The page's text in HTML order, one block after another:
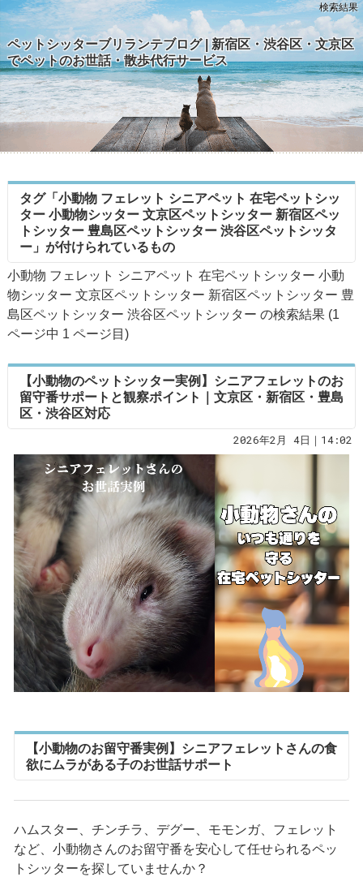
検索結果
ペットシッターブリランテブログ | 新宿区・渋谷区・文京区
でペットのお世話・散歩代行サービス
タグ「小動物 フェレット シニアペット 在宅ペットシッ
ター 小動物シッター 文京区ペットシッター 新宿区ペッ
トシッター 豊島区ペットシッター 渋谷区ペットシッタ
ー」が付けられているもの
小動物 フェレット シニアペット 在宅ペットシッター 小動
物シッター 文京区ペットシッター 新宿区ペットシッター 豊
島区ペットシッター 渋谷区ペットシッター の検索結果 (1
ページ中 1 ページ目)
【小動物のペットシッター実例】シニアフェレットのお
留守番サポートと観察ポイント｜文京区・新宿区・豊島
区・渋谷区対応
2026年2月 4日｜14:02
【小動物のお留守番実例】シニアフェレットさんの食
欲にムラがある子のお世話サポート
ハムスター、チンチラ、デグー、モモンガ、フェレット
など、小動物さんのお留守番を安心して任せられるペッ
トシッターを探していませんか？